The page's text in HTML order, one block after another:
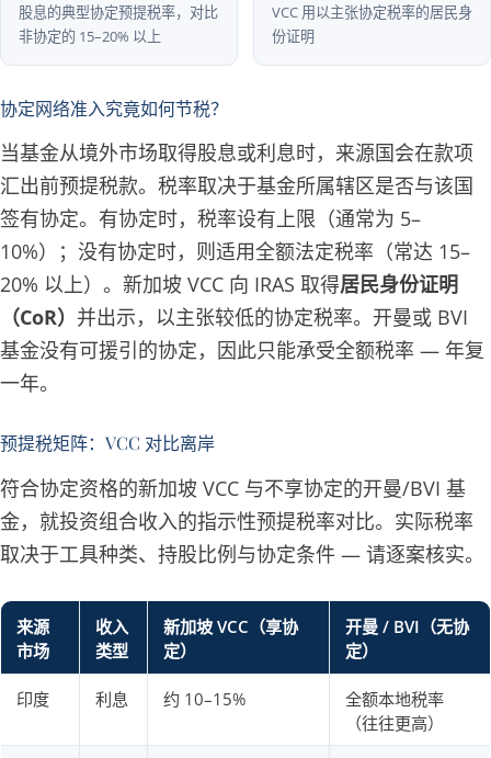
股息的典型协定预提税率，对比
非协定的 15–20% 以上
VCC 用以主张协定税率的居民身
份证明
协定网络准入究竟如何节税？
当基金从境外市场取得股息或利息时，来源国会在款项
汇出前预提税款。税率取决于基金所属辖区是否与该国
签有协定。有协定时，税率设有上限（通常为 5–
10%）；没有协定时，则适用全额法定税率（常达 15–
20% 以上）。新加坡 VCC 向 IRAS 取得居民身份证明
（CoR） 并出示，以主张较低的协定税率。开曼或 BVI
基金没有可援引的协定，因此只能承受全额税率 — 年复
一年。
预提税矩阵：VCC 对比离岸
符合协定资格的新加坡 VCC 与不享协定的开曼/BVI 基
金，就投资组合收入的指示性预提税率对比。实际税率
取决于工具种类、持股比例与协定条件 — 请逐案核实。
来源
市场
收入
类型
新加坡 VCC（享协
定）
开曼 / BVI（无协
定）
印度 利息 约 10–15%
全额本地税率
（往往更高）